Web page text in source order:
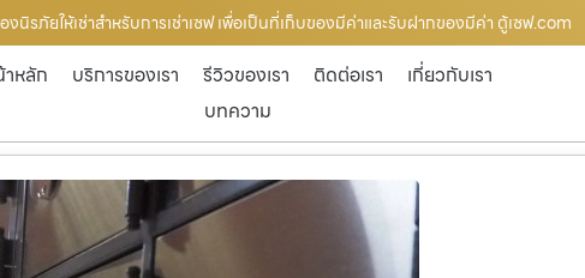
รภัยให้เช่าสำหรับการเช่าเซฟ เพื่อเป็นที่เก็บของมีค่าและรับฝากของมีค่า ตู้เซฟ.com
หลัก บริการของเรา รีวิวของเรา ติดต่อเรา
เกี่ยวกับเรา
บทความ